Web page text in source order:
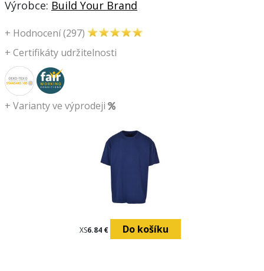
+ Certifikáty udržitelnosti
Výrobce: Build Your Brand
+ Hodnocení (297)
+ Varianty ve výprodeji
XS6.84 € Do košíku